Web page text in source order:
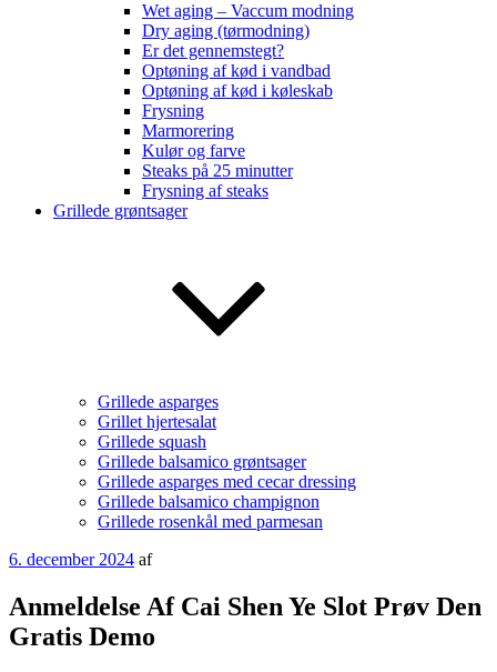
Wet aging – Vaccum modning
Dry aging (tørmodning)
Er det gennemstegt?
Optøning af kød i vandbad
Optøning af kød i køleskab
Frysning
Marmorering
Kulør og farve
Steaks på 25 minutter
Frysning af steaks
Grillede grøntsager
Grillede asparges
Grillet hjertesalat
Grillede squash
Grillede balsamico grøntsager
Grillede asparges med cecar dressing
Grillede balsamico champignon
Grillede rosenkål med parmesan
Udgivet
6. december 2024 af
Anmeldelse Af Cai Shen Ye Slot Prøv Den
Gratis Demo